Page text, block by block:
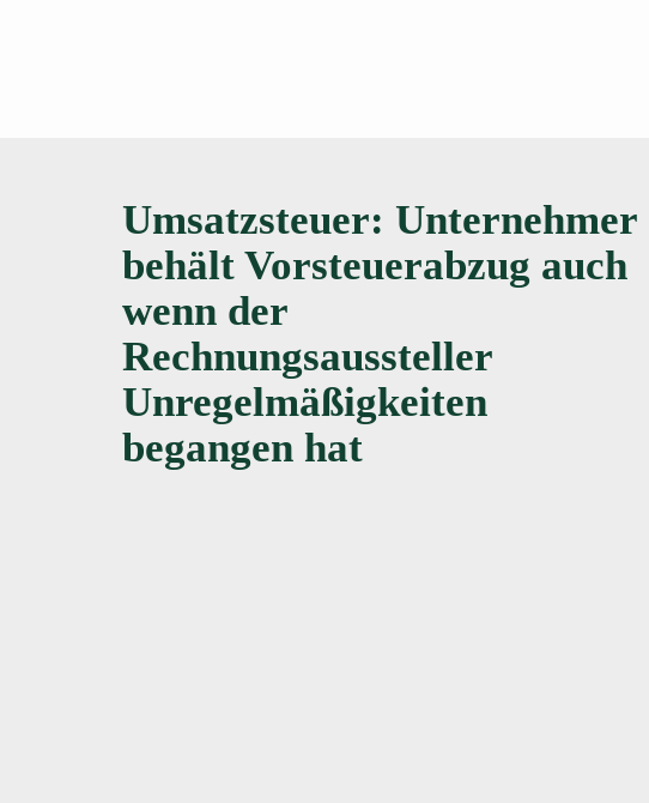
Umsatzsteuer: Unternehmer
behält Vorsteuerabzug auch
wenn der
Rechnungsaussteller
Unregelmäßigkeiten
begangen hat